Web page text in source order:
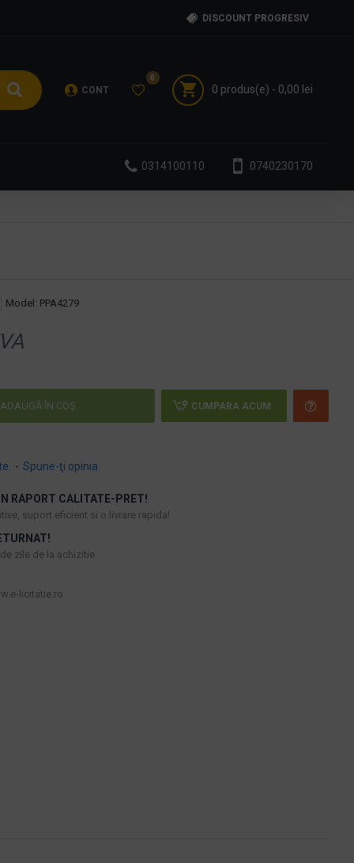
DISCOUNT PROGRESIV
CONT
0
0 produs(e) - 0,00 lei
0314100110 0740230170
Model: PPA4279
- Spune-ţi opinia
ADAUGĂ ÎN COŞ CUMPARA ACUM
RAPORT CALITATE-PRET!
suport eficient si o livrare rapida!
zile de la achizitie
licitatie.ro